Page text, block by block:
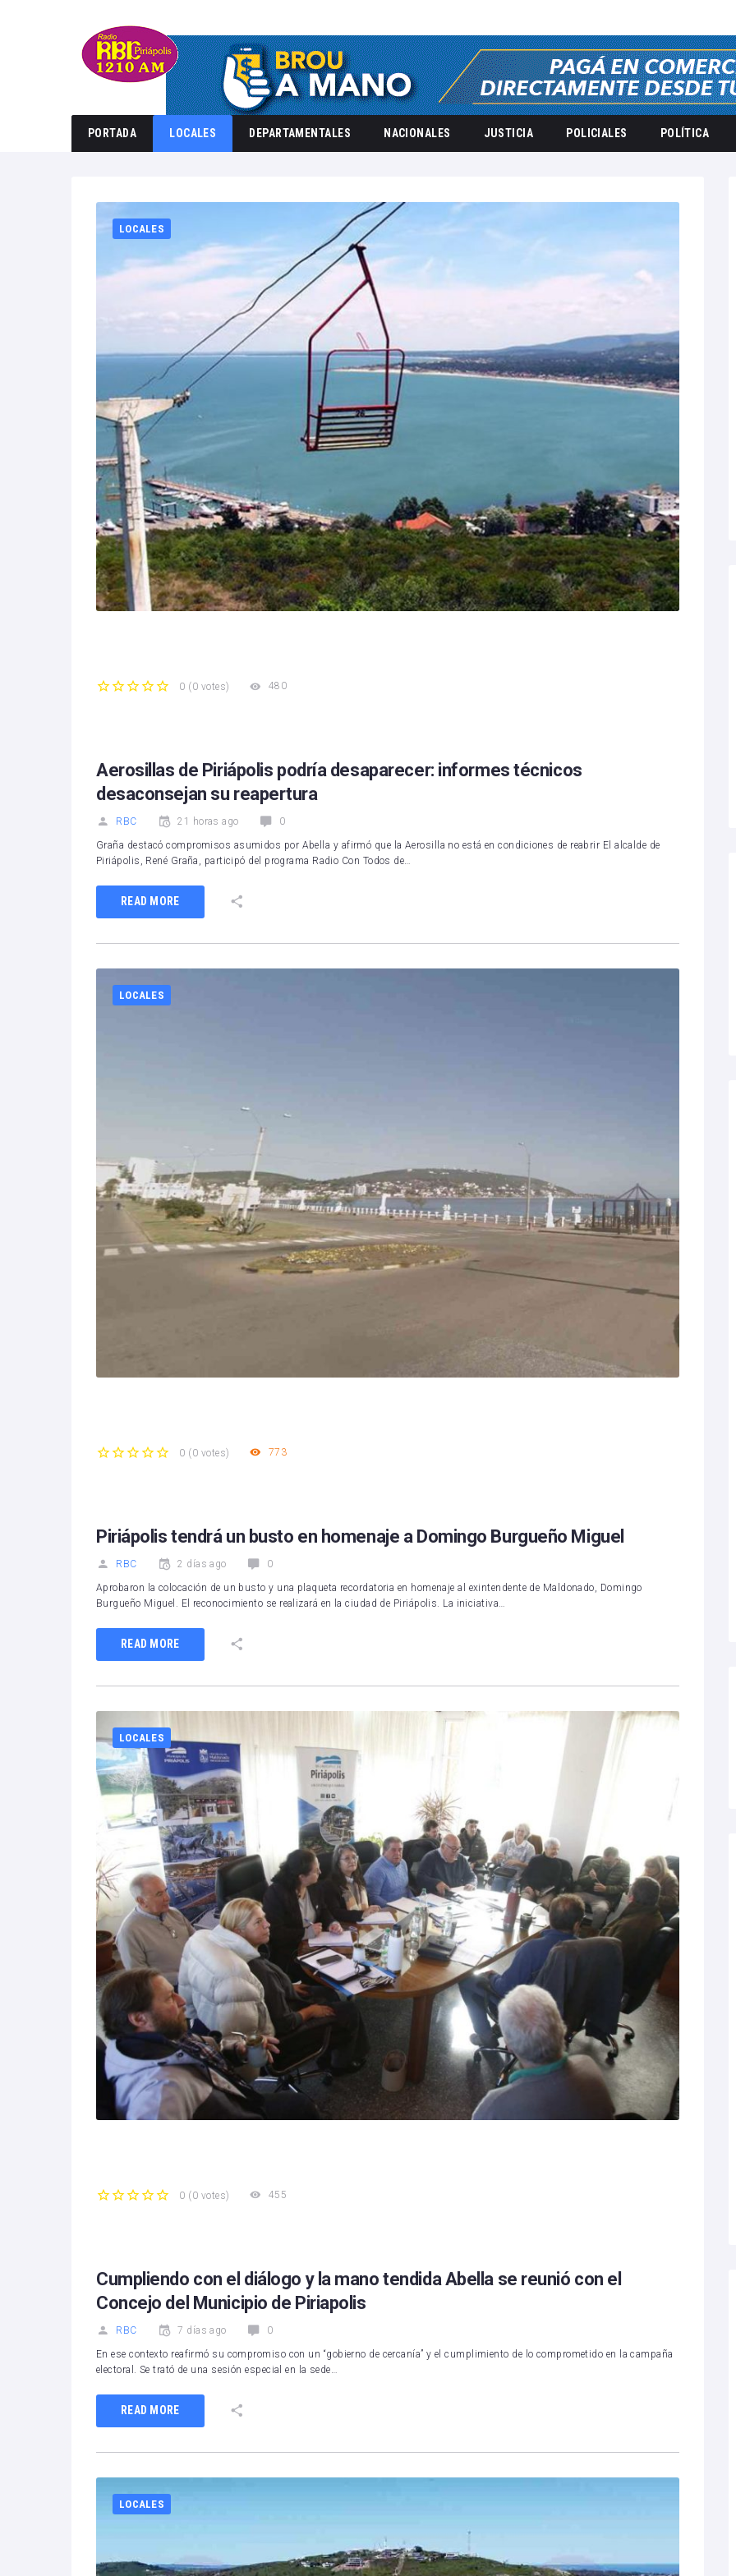
PORTADA LOCALES DEPARTAMENTALES NACIONALES JUSTICIA POLICIALES POLÍTICA
Home
LOCALES
0 ( 0 votes) 480
Aerosillas de Piriápolis podría desaparecer: informes técnicos
desaconsejan su reapertura
RBC 21 horas ago 0
Graña destacó compromisos asumidos por Abella y afirmó que la Aerosilla no está en condiciones de reabrir El alcalde de
Piriápolis, René Graña, participó del programa Radio Con Todos de…
READ MORE
LOCALES
0 (0 votes) 773
Piriápolis tendrá un busto en homenaje a Domingo Burgueño Miguel
RBC 2 días ago 0
Aprobaron la colocación de un busto y una plaqueta recordatoria en homenaje al exintendente de Maldonado, Domingo
Burgueño Miguel. El reconocimiento se realizará en la ciudad de Piriápolis. La iniciativa…
READ MORE
LOCALES
0 (0 votes) 455
Cumpliendo con el diálogo y la mano tendida Abella se reunió con el
Concejo del Municipio de Piriapolis
RBC 7 días ago 0
En ese contexto reafirmó su compromiso con un “gobierno de cercanía” y el cumplimiento de lo comprometido en la campaña
electoral. Se trató de una sesión especial en la sede…
READ MORE
LOCALES